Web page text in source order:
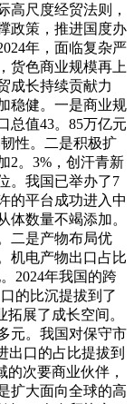
高尺度经贸法则，
政策，推进国度办
年，面临复杂严
货色商业规模再上
成长持续贡献力
稳健。一是商业规
总值43。85万亿元
性。二是积极扩
2。3%，创汗青新
。我国已举办了7
的平台成功进入中
体数量不竭添加。
二是产物布局优
机电产物出口占比
2024年我国的跨
的比沉提拔到了
展了成长空间。
元。我国对保守市
出口的占比提拔到
的次要商业伙伴，
扩大面向全球的高